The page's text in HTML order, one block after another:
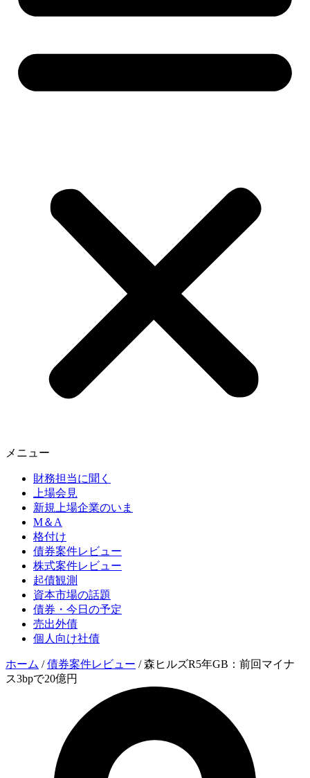
メニュー
財務担当に聞く
上場会見
新規上場企業のいま
M＆A
格付け
債券案件レビュー
株式案件レビュー
起債観測
資本市場の話題
債券・今日の予定
売出外債
個人向け社債
ホーム /債券案件レビュー /森ヒルズR5年GB：前回マイナ
ス3bpで20億円